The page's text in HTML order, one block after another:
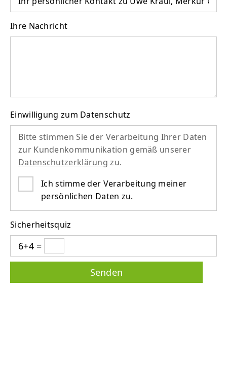
Ihre Nachricht
Einwilligung zum Datenschutz
Bitte stimmen Sie der Verarbeitung Ihrer Daten
zur Kundenkommunikation gemäß unserer
Datenschutzerklärung zu.
Ich stimme der Verarbeitung meiner
persönlichen Daten zu.
Sicherheitsquiz
6+4 =